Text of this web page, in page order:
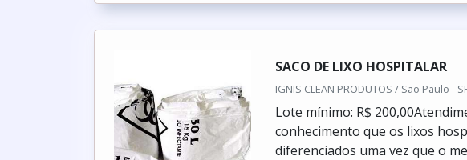
SACO DE LIXO HOSPITALAR
IGNIS CLEAN PRODUTOS / São Paulo -
Lote mínimo: R$
conhecimento que os lixos
diferenciados uma vez que o